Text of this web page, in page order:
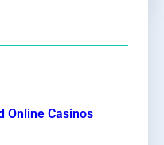
Online Casinos